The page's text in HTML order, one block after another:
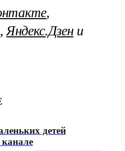
,
, Яндекс.Дзени
детей